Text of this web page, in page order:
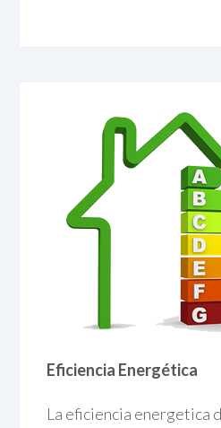
Eficiencia Energética
La eficiencia energetica